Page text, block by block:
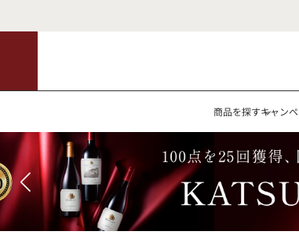
商品を探すキャン
商品を探すキャンペーン
赤ワイン
白ワイン